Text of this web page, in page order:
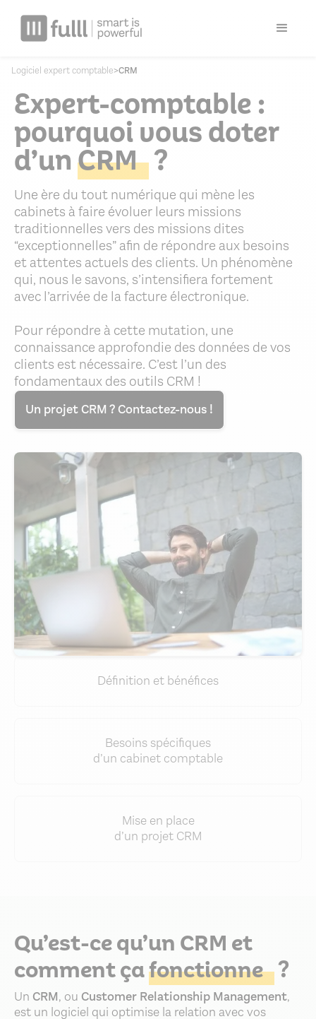
Logiciel expert comptable>CRM
Expert-comptable :
pourquoi vous doter
d’unCRM ?
Une ère du tout numérique qui mène les
cabinets à faire évoluer leurs missions
traditionnelles vers des missions dites
“exceptionnelles” afin de répondre aux besoins
et attentes actuels des clients. Un phénomène
qui, nous le savons, s’intensifiera fortement
avec l’arrivée de la facture électronique.
Pour répondre à cette mutation, une
connaissance approfondie des données de vos
clients est nécessaire. C’est l’un des
fondamentaux des outils CRM !
Un projet CRM ? Contactez-nous !
Définition et bénéfices
Besoins spécifiques
d’un cabinet comptable
Mise en place
d’un projet CRM
Qu’est-ce qu’un CRM et
comment çafonctionne ?
Un CRM, ou Customer Relationship Management,
est un logiciel qui optimise la relation avec vos